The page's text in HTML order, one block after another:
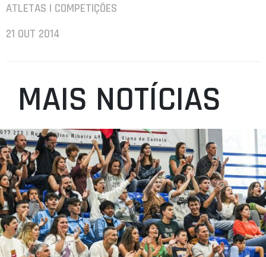
ATLETAS | COMPETIÇÕES
21 OUT 2014
MAIS NOTÍCIAS